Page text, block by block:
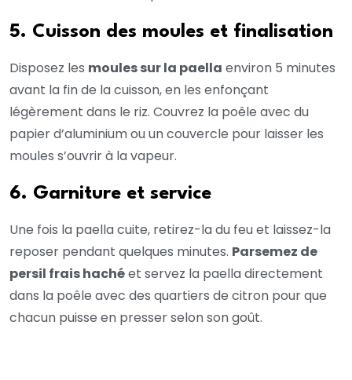
5. Cuisson des moules et finalisation
Disposez les moules sur la paella environ 5 minutes
avant la fin de la cuisson, en les enfonçant
légèrement dans le riz. Couvrez la poêle avec du
papier d’aluminium ou un couvercle pour laisser les
moules s’ouvrir à la vapeur.
6. Garniture et service
Une fois la paella cuite, retirez-la du feu et laissez-la
reposer pendant quelques minutes. Parsemez de
persil frais hachéet servez la paella directement
dans la poêle avec des quartiers de citron pour que
chacun puisse en presser selon son goût.